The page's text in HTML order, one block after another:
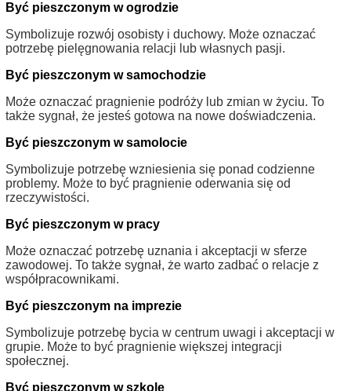
Być pieszczonym w ogrodzie
Symbolizuje rozwój osobisty i duchowy. Może oznaczać
potrzebę pielęgnowania relacji lub własnych pasji.
Być pieszczonym w samochodzie
Może oznaczać pragnienie podróży lub zmian w życiu. To
także sygnał, że jesteś gotowa na nowe doświadczenia.
Być pieszczonym w samolocie
Symbolizuje potrzebę wzniesienia się ponad codzienne
problemy. Może to być pragnienie oderwania się od
rzeczywistości.
Być pieszczonym w pracy
Może oznaczać potrzebę uznania i akceptacji w sferze
zawodowej. To także sygnał, że warto zadbać o relacje z
współpracownikami.
Być pieszczonym na imprezie
Symbolizuje potrzebę bycia w centrum uwagi i akceptacji w
grupie. Może to być pragnienie większej integracji
społecznej.
Być pieszczonym w szkole